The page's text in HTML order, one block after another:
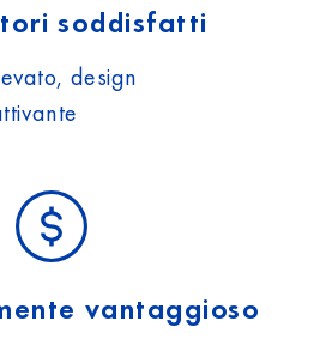
soddisfatti
design
vantaggioso